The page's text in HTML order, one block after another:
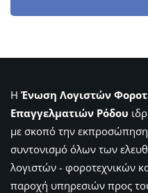
Η Ένωση Λογιστών
Επαγγελματιών Ρόδου
με σκοπό την
συντονισμό όλων των
λογιστών - φοροτεχνικών
παροχή υπηρεσιών προς